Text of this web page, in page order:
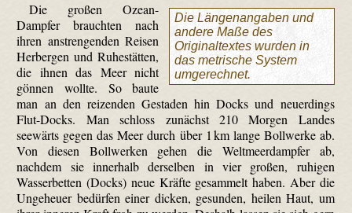
Die Längenangaben und
andere Maße des
Originaltextes wurden in
das metrische System
umgerechnet.
Die großen Ozean-
Dampfer brauchten nach
ihren anstrengenden Reisen
Herbergen und Ruhestätten,
die ihnen das Meer nicht
gönnen wollte. So baute
man an den reizenden Gestaden hin Docks und neuerdings
Flut-Docks. Man schloss zunächst 210 Morgen Landes
seewärts gegen das Meer durch über 1 km lange Bollwerke ab.
Von diesen Bollwerken gehen die Welt­meer­dampfer ab,
nachdem sie innerhalb derselben in vier großen, ruhigen
Wasserbetten (Docks) neue Kräfte gesammelt haben. Aber die
Ungeheuer bedürfen einer dicken, gesunden, heilen Haut, um